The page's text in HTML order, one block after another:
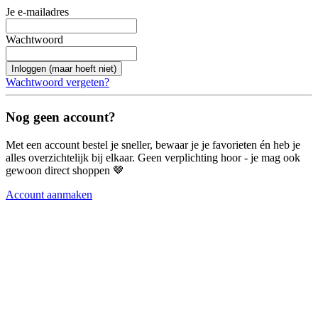
Je e-mailadres
Wachtwoord
Inloggen (maar hoeft niet)
Wachtwoord vergeten?
Nog geen account?
Met een account bestel je sneller, bewaar je je favorieten én heb je
alles overzichtelijk bij elkaar. Geen verplichting hoor - je mag ook
gewoon direct shoppen 🤎
Account aanmaken